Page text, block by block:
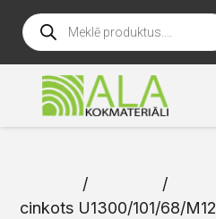
/ /
cinkots U1300/101/68/M12